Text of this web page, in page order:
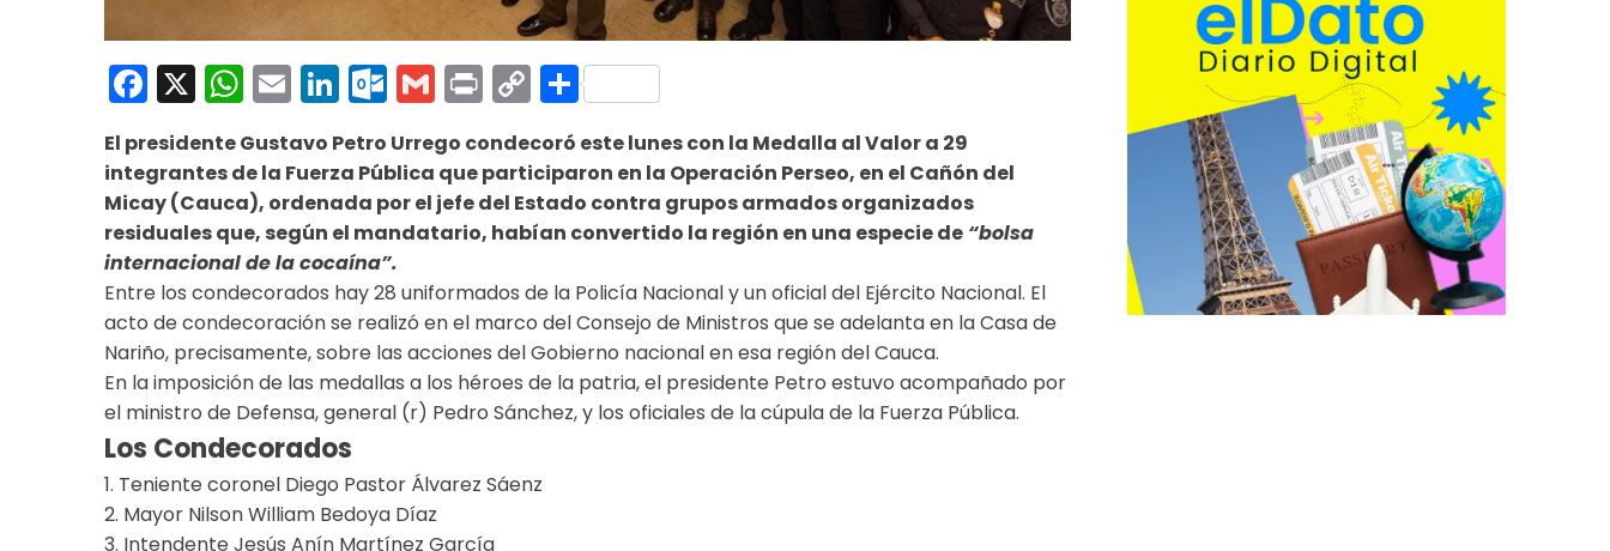
Facebook
X WhatsApp
EmailLinkedIn
Outlook.com
Gmail
PrintCopy
Link
Compartir
El presidente Gustavo Petro Urrego condecoró este lunes con la Medalla al Valor a 29
integrantes de la Fuerza Pública que participaron en la Operación Perseo, en el Cañón del
Micay (Cauca), ordenada por el jefe del Estado contra grupos armados organizados
residuales que, según el mandatario, habían convertido la región en una especie de “bolsa
internacional de la cocaína”.
Entre los condecorados hay 28 uniformados de la Policía Nacional y un oficial del Ejército Nacional. El
acto de condecoración se realizó en el marco del Consejo de Ministros que se adelanta en la Casa de
Nariño, precisamente, sobre las acciones del Gobierno nacional en esa región del Cauca.
En la imposición de las medallas a los héroes de la patria, el presidente Petro estuvo acompañado por
el ministro de Defensa, general (r) Pedro Sánchez, y los oficiales de la cúpula de la Fuerza Pública.
Los Condecorados
1. Teniente coronel Diego Pastor Álvarez Sáenz
2. Mayor Nilson William Bedoya Díaz
3. Intendente Jesús Anín Martínez García